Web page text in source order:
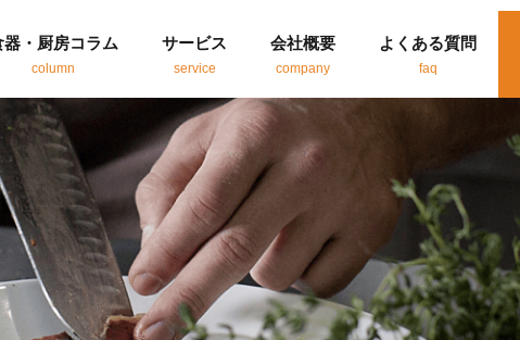
器・厨房コラム
column
サービス
service
会社概要
company
よくある質問
faq